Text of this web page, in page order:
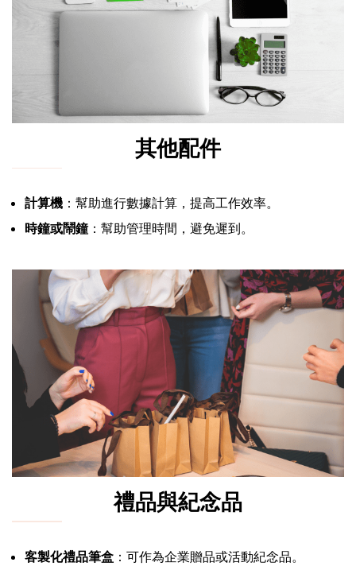
其他配件
計算機 ：幫助進行數據計算，提高工作效率。
時鐘或鬧鐘：幫助管理時間，避免遲到。
禮品與紀念品
客製化禮品筆盒 ：可作為企業贈品或活動紀念品。